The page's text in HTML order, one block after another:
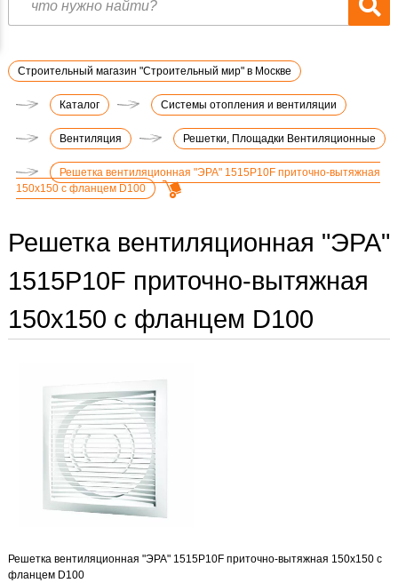
Строительный магазин "Строительный мир" в Москве
Каталог Системы отопления и вентиляции
Вентиляция Решетки, Площадки Вентиляционные
Решетка вентиляционная "ЭРА" 1515Р10F приточно-вытяжная
150х150 с фланцем D100
Решетка вентиляционная "ЭРА"
1515Р10F приточно-вытяжная
150х150 с фланцем D100
Решетка вентиляционная "ЭРА" 1515Р10F приточно-вытяжная 150х150 с
фланцем D100